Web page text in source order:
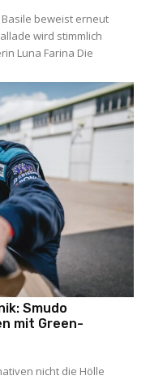
beweist erneut
Farina Die
Smudo
mit Green-
nicht die Hölle